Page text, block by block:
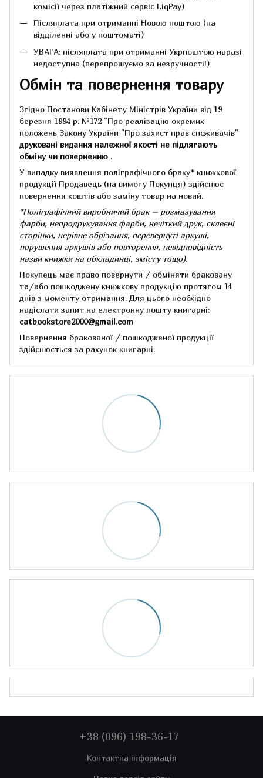
комісії через платіжний сервіс LiqPay)
Післяплата при отриманні Новою поштою (на
відділенні або у поштоматі)
УВАГА: післяплата при отриманні Укрпоштою наразі
недоступна (перепрошуємо за незручності!)
Обмін та повернення товару
Згідно Постанови Кабінету Міністрів України від 19
березня 1994 р. №172 "Про реалізацію окремих
положень Закону України "Про захист прав споживачів"
друковані видання належної якості не підлягають
обміну чи поверненню .
У випадку виявлення поліграфічного браку* книжкової
продукції Продавець (на вимогу Покупця) здійснює
повернення коштів або заміну товар на новий.
*Поліграфічний виробничий брак – розмазування
фарби, непродрукування фарби, нечіткий друк, склеєні
сторінки, нерівне обрізання, перевернуті аркуші,
порушення аркушів або повторення, невідповідність
назви книжки на обкладинці, змісту тощо).
Покупець має право повернути / обміняти браковану
та/або пошкоджену книжкову продукцію протягом 14
днів з моменту отримання. Для цього необхідно
надіслати запит на електронну пошту книгарні:
catbookstore2000@gmail.com
Повернення бракованої / пошкодженої продукції
здійснюється за рахунок книгарні.
+38 (096) 198-36-17
Контактна інформація